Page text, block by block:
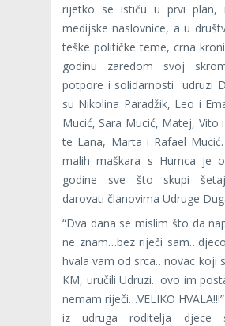
rijetko se ističu u prvi plan,
medijske naslovnice, a u
teške političke teme, crna
godinu zaredom svoj
potpore i solidarnosti udruzi
su Nikolina Paradžik, Leo i
Mucić, Sara Mucić, Matej, Vito
te Lana, Marta i Rafael
malih maškara s Humca je
godine sve što skupi
darovati članovima Udruge
“Dva dana se mislim što da
ne znam…bez riječi
hvala vam od srca…novac koji
KM, uručili Udruzi…ovo im
nemam riječi…VELIKO
iz udruga roditelja djece